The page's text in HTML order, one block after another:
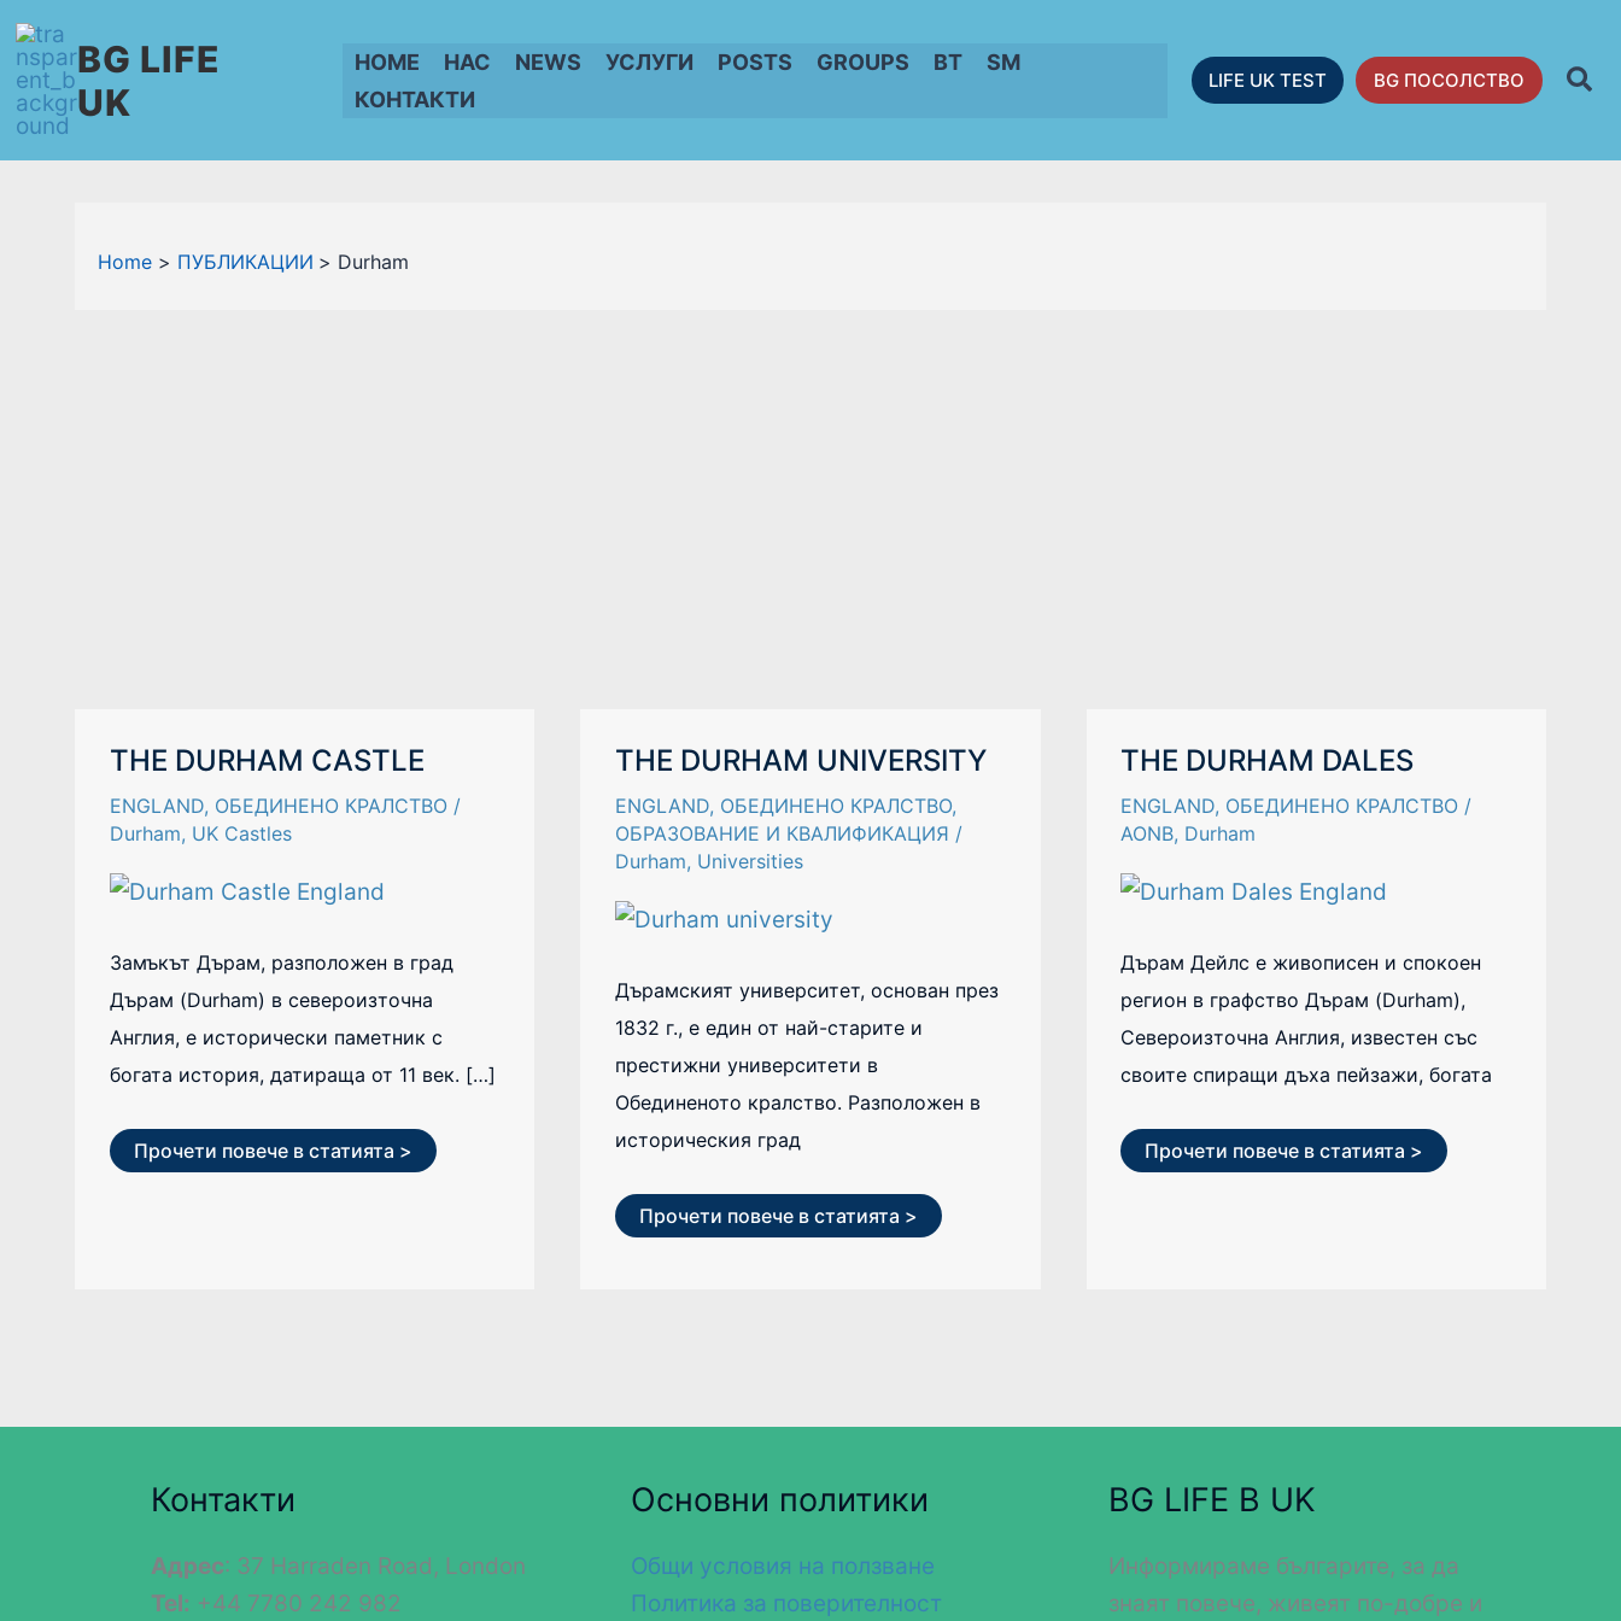
Skip
to
content
BG LIFE
UK
HOME НАС NEWS УСЛУГИ POSTS GROUPS BT
SM
КОНТАКТИ
LIFE UK TEST BG ПОСОЛСТВО
Home ПУБЛИКАЦИИ Durham
THE DURHAM CASTLE
ENGLAND, ОБЕДИНЕНО КРАЛСТВО/
Durham, UK Castles
Замъкът Дърам, разположен в град
Дърам (Durham) в североизточна
Англия, е исторически паметник с
богата история, датираща от 11 век. […]
THE
DURHAM
Прочети повече в статията >
THE DURHAM UNIVERSITY
ENGLAND, ОБЕДИНЕНО КРАЛСТВО,
ОБРАЗОВАНИЕ И КВАЛИФИКАЦИЯ /
Durham, Universities
Дърамският университет, основан през
1832 г., е един от най-старите и
престижни университети в
Обединеното кралство. Разположен в
историческия град
THE
DURHAM
Прочети повече в статията >
THE DURHAM DALES
ENGLAND, ОБЕДИНЕНО КРАЛСТВО /
AONB, Durham
Дърам Дейлс е живописен и спокоен
регион в графство Дърам (Durham),
Североизточна Англия, известен със
своите спиращи дъха пейзажи, богата
THE
DURHAM
Прочети повече в статията >
Контакти
Адрес: 37 Harraden Road, London
Tel: +44 7780 242 982
Основни политики
Общи условия на ползване
Политика за поверителност
BG LIFE В UK
Информираме българите, за да
знаят повече, живеят по-добре и